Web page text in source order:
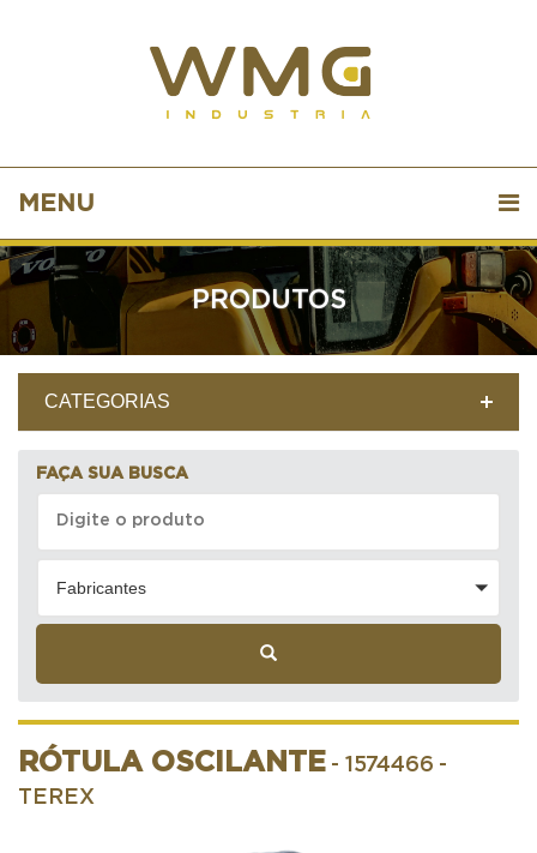
MENU
PRODUTOS
CATEGORIAS
FAÇA SUA BUSCA
Fabricantes
RÓTULA OSCILANTE - 1574466 -
TEREX